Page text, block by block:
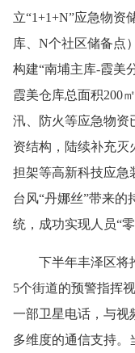
立“1+1+N”应急物资
库、N个社区储备点
构建“南埔主库-霞美
霞美仓库总面积200
汛、防火等应急物资
资结构，陆续补充灭
担架等高新科技应急
台风“丹娜丝”带来的
统，成功实现人员“
下半年丰泽区将推
5个街道的预警指挥
一部卫星电话，与视
多维度的通信支持。